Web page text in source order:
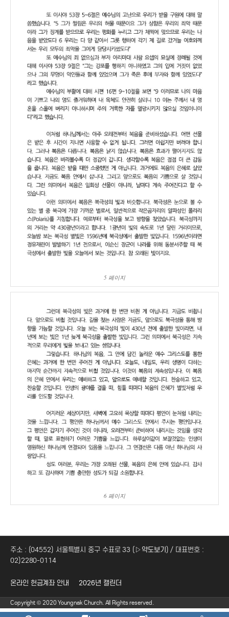
5 페이지
6 페이지
주소 : (04552) 서울특별시 중구 수표로 33 (▷약도보기) / 대표번호 :
02)2280-0114
온라인 헌금계좌 안내 2026년 캘린더
Copyright © 2020 Youngnak Church. All Rights reserved.